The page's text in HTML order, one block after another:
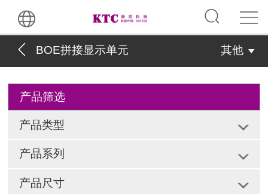
BOE拼接显示单元 其他
产品筛选
产品类型
产品系列
产品尺寸